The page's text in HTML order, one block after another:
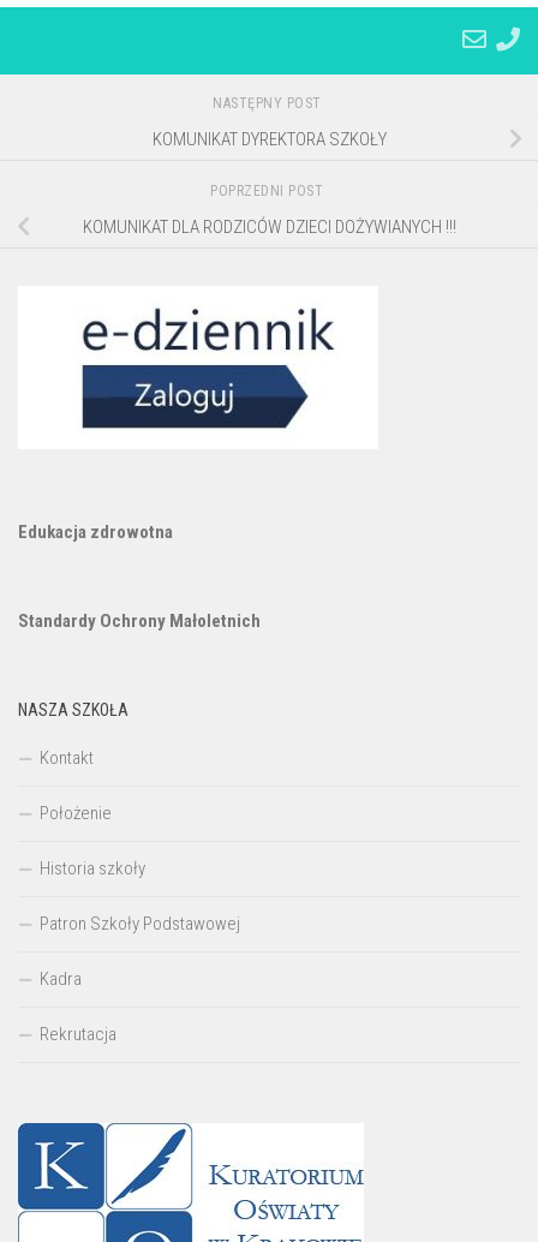
NASTĘPNY POST
KOMUNIKAT DYREKTORA SZKOŁY
POPRZEDNI POST
KOMUNIKAT DLA RODZICÓW DZIECI DOŻYWIANYCH !!!
Edukacja zdrowotna
Standardy Ochrony Małoletnich
NASZA SZKOŁA
Kontakt
Położenie
Historia szkoły
Patron Szkoły Podstawowej
Kadra
Rekrutacja